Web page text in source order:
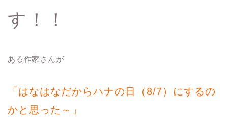
す！！
ある作家さんが
「はなはなだからハナの日（8/7）にするの
かと思った～」